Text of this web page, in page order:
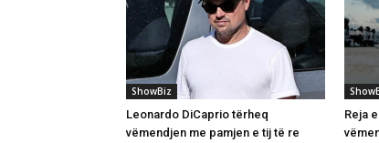
ShowBiz
Leonardo DiCaprio tërheq
vëmendjen me pamjen e tij të re
Reja